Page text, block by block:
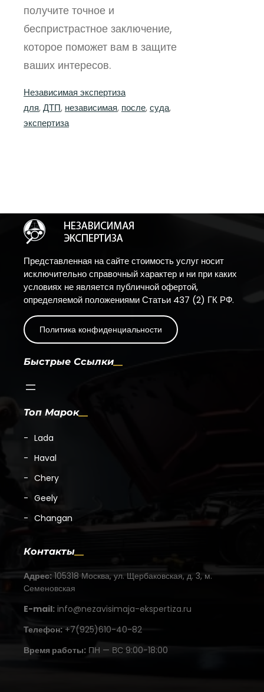
получите точное и
беспристрастное заключение,
которое поможет вам в защите
ваших интересов.
Независимая экспертиза
для, ДТП, независимая, после, суда
экспертиза
Представленная на сайте стоимость услуг носит
исключительно справочный характер и ни при каких
условиях не является публичной офертой,
определяемой положениями Статьи 437 (2) ГК РФ.
Политика конфиденциальности
Быстрые Ссылки
Топ Марок
Lada
Haval
Chery
Geely
Changan
Контакты
Адрес: 105318 Москва, ул. Щербаковская, д. 3, м.
Семеновская
E-mail: info@nezavisimaja-ekspertiza.ru
Телефон: +7(925)610-40-82
Время работы: ПН — ВС 9:00-18:00